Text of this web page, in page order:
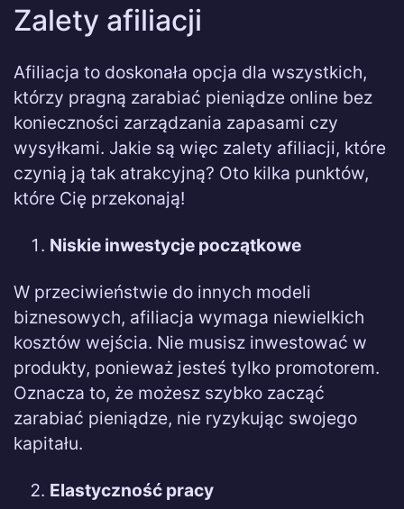
Zalety afiliacji
Afiliacja to doskonała opcja dla wszystkich,
którzy pragną zarabiać pieniądze online bez
konieczności zarządzania zapasami czy
wysyłkami. Jakie są więc zalety afiliacji, które
czynią ją tak atrakcyjną? Oto kilka punktów,
które Cię przekonają!
Niskie inwestycje początkowe
W przeciwieństwie do innych modeli
biznesowych, afiliacja wymaga niewielkich
kosztów wejścia. Nie musisz inwestować w
produkty, ponieważ jesteś tylko promotorem.
Oznacza to, że możesz szybko zacząć
zarabiać pieniądze, nie ryzykując swojego
kapitału.
Elastyczność pracy